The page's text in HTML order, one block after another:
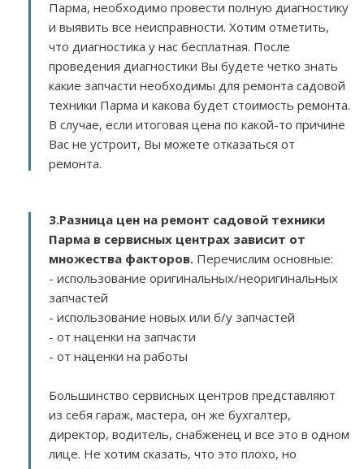
Парма, необходимо провести полную диагностику
и выявить все неисправности. Хотим отметить,
что диагностика у нас бесплатная. После
проведения диагностики Вы будете четко знать
какие запчасти необходимы для ремонта садовой
техники Парма и какова будет стоимость ремонта.
В случае, если итоговая цена по какой-то причине
Вас не устроит, Вы можете отказаться от
ремонта.
3.Разница цен на ремонт садовой техники
Парма в сервисных центрах зависит от
множества факторов. Перечислим основные:
- использование оригинальных/неоригинальных
запчастей
- использование новых или б/у запчастей
- от наценки на запчасти
- от наценки на работы
Большинство сервисных центров представляют
из себя гараж, мастера, он же бухгалтер,
директор, водитель, снабженец и все это в одном
лице. Не хотим сказать, что это плохо, но